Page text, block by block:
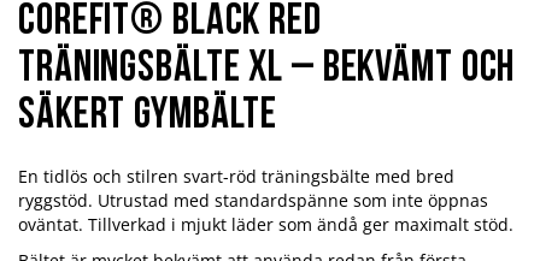
Corefit® Black Red
Träningsbälte XL – Bekvämt och
säkert gymbälte
En tidlös och stilren svart-röd träningsbälte med bred
ryggstöd. Utrustad med standardspänne som inte öppnas
oväntat. Tillverkad i mjukt läder som ändå ger maximalt stöd.